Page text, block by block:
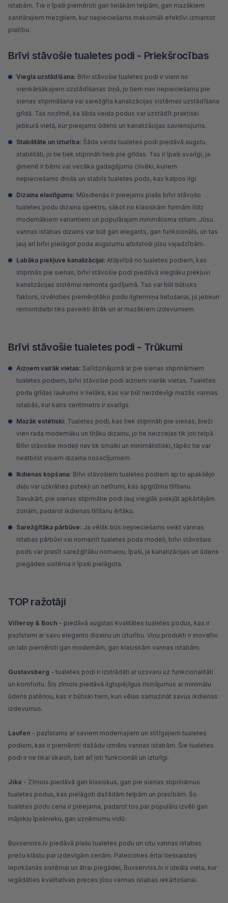
istabām. Tie ir īpaši piemēroti gan lielākām telpām, gan mazākiem
sanitārajiem mezgliem, kur nepieciešams maksimāli efektīvi izmantot
platību.
Brīvi stāvošie tualetes podi - Priekšrocības
Viegla uzstādīšana: Brīvi stāvošie tualetes podi ir vieni no
vienkāršākajiem uzstādīšanas ziņā, jo tiem nav nepieciešama pie
sienas stiprināšana vai sarežģīta kanalizācijas sistēmas uzstādīšana
grīdā. Tas nozīmē, ka šāda veida podus var uzstādīt praktiski
jebkurā vietā, kur pieejams ūdens un kanalizācijas savienojums.
Stabilitāte un izturība: Šāda veida tualetes podi piedāvā augstu
stabilitāti, jo tie tiek stiprināti tieši pie grīdas. Tas ir īpaši svarīgi, ja
ģimenē ir bērni vai vecāka gadagājuma cilvēki, kuriem
nepieciešams drošs un stabils tualetes pods, kas kalpos ilgi.
Dizaina elastīgums: Mūsdienās ir pieejams plašs brīvi stāvošo
tualetes podu dizaina spektrs, sākot no klasiskām formām līdz
modernākiem variantiem un populārajam minimālisma stilam. Jūsu
vannas istabas dizains var būt gan elegants, gan funkcionāls, un tas
ļauj arī brīvi pielāgot poda augstumu atbilstoši jūsu vajadzībām.
Labāka piekļuve kanalizācijai: Atšķirībā no tualetes podiem, kas
stiprinās pie sienas, brīvi stāvošie podi piedāvā vieglāku piekļuvi
kanalizācijas sistēmai remonta gadījumā. Tas var būt būtisks
faktors, izvēloties piemērotāko podu ilgtermiņa lietošanai, jo jebkuri
remontdarbi tiks paveikti ātrāk un ar mazākiem izdevumiem.
Brīvi stāvošie tualetes podi - Trūkumi
Aizņem vairāk vietas: Salīdzinājumā ar pie sienas stiprināmiem
tualetes podiem, brīvi stāvošie podi aizņem vairāk vietas. Tualetes
poda grīdas laukums ir lielāks, kas var būt neizdevīgi mazās vannas
istabās, kur katrs centimetrs ir svarīgs.
Mazāk estētiski: Tualetes podi, kas tiek stiprināti pie sienas, bieži
vien rada modernāku un tīrāku dizainu, jo tie neizceļas tik ļoti telpā.
Brīvi stāvošie modeļi nav tik smalki un minimālistiski, tāpēc tie var
neatbilst visiem dizaina nosacījumiem.
Ikdienas kopšana: Brīvi stāvošiem tualetes podiem ap to apakšējo
daļu var uzkrāties putekļi un netīrumi, kas apgrūtina tīrīšanu.
Savukārt, pie sienas stiprinātie podi ļauj vieglāk piekļūt apkārtējām
zonām, padarot ikdienas tīrīšanu ērtāku.
Sarežģītāka pārbūve: Ja vēlāk būs nepieciešams veikt vannas
istabas pārbūvi vai nomainīt tualetes poda modeli, brīvi stāvošais
pods var prasīt sarežģītāku nomaiņu, īpaši, ja kanalizācijas un ūdens
piegādes sistēma ir īpaši pielāgota.
TOP ražotāji
Villeroy & Boch - piedāvā augstas kvalitātes tualetes podus, kas ir
pazīstami ar savu eleganto dizainu un izturību. Viņu produkti ir inovatīvi
un labi piemēroti gan modernām, gan klasiskām vannas istabām.
Gustavsberg - tualetes podi ir izstrādāti ar uzsvaru uz funkcionalitāti
un komfortu. Šis zīmols piedāvā ilgtspējīgus risinājumus ar minimālu
ūdens patēriņu, kas ir būtiski tiem, kuri vēlas samazināt savus ikdienas
izdevumus.
Laufen - pazīstams ar saviem modernajiem un stilīgajiem tualetes
podiem, kas ir piemēroti dažādu izmēru vannas istabām. Šie tualetes
podi ir ne tikai skaisti, bet arī ļoti funkcionāli un izturīgi.
Jika - Zīmols piedāvā gan klasiskus, gan pie sienas stiprināmus
tualetes podus, kas pielāgoti dažādām telpām un prasībām. Šo
tualetes podu cena ir pieejama, padarot tos par populāru izvēli gan
mājokļu īpašnieku, gan uzņēmumu vidū.
Buvserviss.lv piedāvā plašu tualetes podu un citu vannas istabas
preču klāstu par izdevīgām cenām. Pateicoties ērtai tiešsaistes
iepirkšanās sistēmai un ātrai piegādei, Buvserviss.lv ir ideāla vieta, kur
iegādāties kvalitatīvas preces jūsu vannas istabas iekārtošanai.